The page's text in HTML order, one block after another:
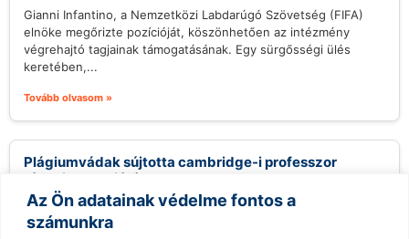
Az Ön adatainak védelme fontos a
számunkra
Gianni Infantino, a Nemzetközi Labdarúgó Szövetség (FIFA)
elnöke megőrizte pozícióját, köszönhetően az intézmény
végrehajtó tagjainak támogatásának. Egy sürgősségi ülés
keretében,...
Tovább olvasom »
Plágiumvádak sújtotta cambridge-i professzor
távozik posztjáról
2026.08.06.
Jason Arday, a Cambridge-i Egyetem professzora, aki nemrég